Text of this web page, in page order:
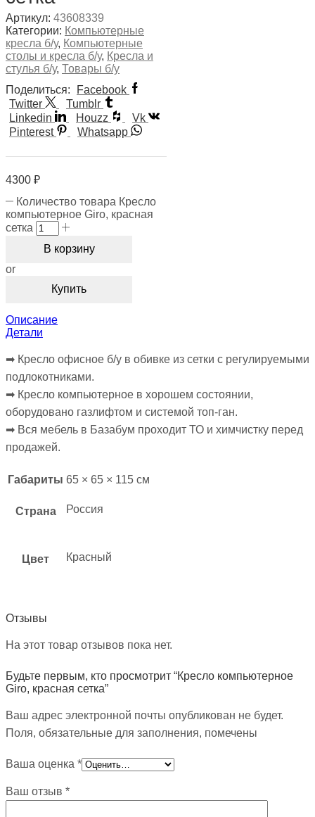
Артикул: 43608339
Категории: Компьютерные
кресла б/у, Компьютерные
столы и кресла б/у, Кресла и
стулья б/у, Товары б/у
Поделиться:
Facebook
Twitter
Tumblr
Linkedin
Houzz
Vk
Pinterest
Whatsapp
4300 ₽
Количество товара Кресло
компьютерное Giro, красная
сетка
В корзину
or
Купить
Описание
Детали
➡︎ Кресло офисное б/у в обивке из сетки с регулируемыми
подлокотниками.
➡︎ Кресло компьютерное в хорошем состоянии,
оборудовано газлифтом и системой топ-ган.
➡︎ Вся мебель в Базабум проходит ТО и химчистку перед
продажей.
Габариты 65 × 65 × 115 см
Страна Россия
Цвет Красный
Отзывы
На этот товар отзывов пока нет.
Будьте первым, кто просмотрит “Кресло компьютерное
Giro, красная сетка”
Ваш адрес электронной почты опубликован не будет.
Поля, обязательные для заполнения, помечены
Ваша оценка *
Ваш отзыв *